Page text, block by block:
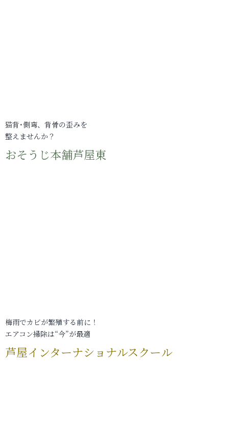
猫背･側弯、背骨の歪みを
整えませんか？
おそうじ本舗芦屋東
梅雨でカビが繁殖する前に！
エアコン掃除は“今”が最適
芦屋インターナショナルスクール